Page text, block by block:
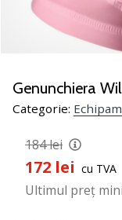
jucătorii
de
Crăciun
jucătorii
de
Genunchiera
Categorie:
184 lei
172 lei cu TVA
Ultimul preț